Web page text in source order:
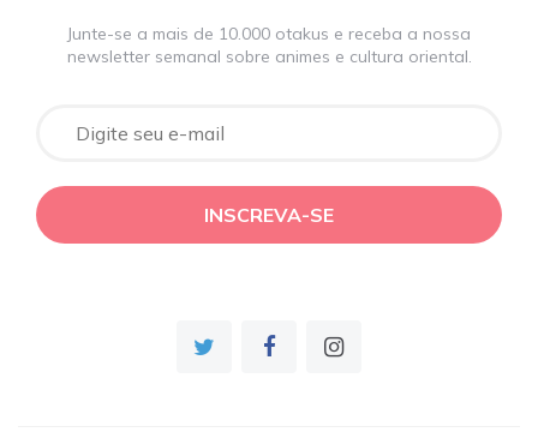
Junte-se a mais de 10.000 otakus e receba a nossa
newsletter semanal sobre animes e cultura oriental.